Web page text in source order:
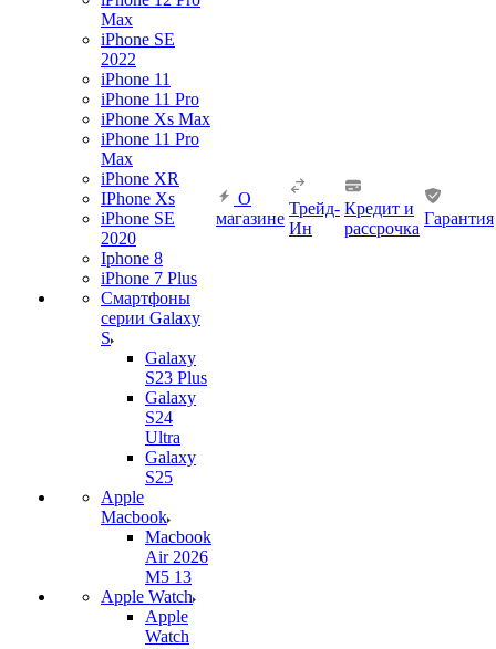
Max
iPhone SE
2022
iPhone 11
iPhone 11 Pro
iPhone Xs Max
iPhone 11 Pro
Max
iPhone XR
IPhone Xs
iPhone SE
2020
Iphone 8
iPhone 7 Plus
Смартфоны
серии Galaxy
S
Galaxy
S23 Plus
Galaxy
S24
Ultra
Galaxy
S25
Apple
Macbook
Macbook
Air 2026
M5 13
Apple Watch
Apple
Watch
О
магазине
Трейд-
Ин
Кредит и
рассрочка
Гарантия